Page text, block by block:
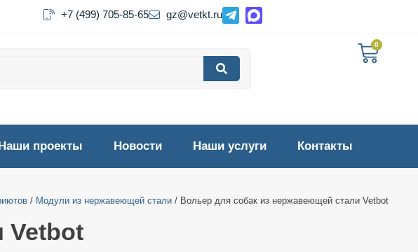
+7 (499) 705-85-65 gz@vetkt.ru
0
проекты Новости Наши услуги Контакты
/ Модули из нержавеющей стали / Вольер для собак из нержавеющей стали Vetbot
Vetbot